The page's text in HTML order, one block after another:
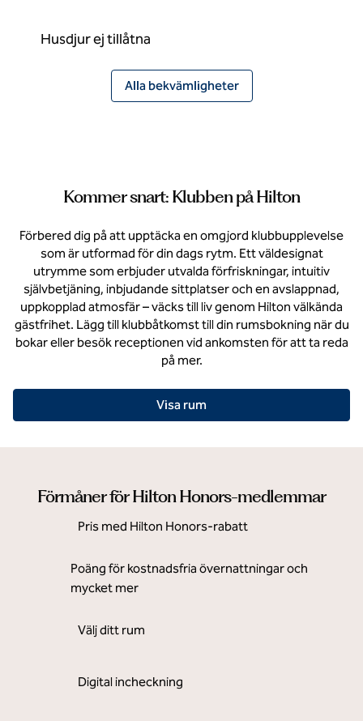
Husdjur ej tillåtna
Alla bekvämligheter
Kommer snart: Klubben på Hilton
Förbered dig på att upptäcka en omgjord klubbupplevelse
som är utformad för din dags rytm. Ett väldesignat
utrymme som erbjuder utvalda förfriskningar, intuitiv
självbetjäning, inbjudande sittplatser och en avslappnad,
uppkopplad atmosfär – väcks till liv genom Hilton välkända
gästfrihet. Lägg till klubbåtkomst till din rumsbokning när du
bokar eller besök receptionen vid ankomsten för att ta reda
på mer.
Visa rum
Förmåner för Hilton Honors-medlemmar
Pris med Hilton Honors-rabatt
Poäng för kostnadsfria övernattningar och
mycket mer
Välj ditt rum
Digital incheckning